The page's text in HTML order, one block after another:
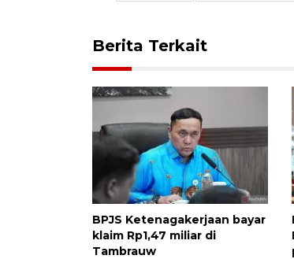
Berita Terkait
BPJS Ketenagakerjaan bayar
klaim Rp1,47 miliar di
Tambrauw